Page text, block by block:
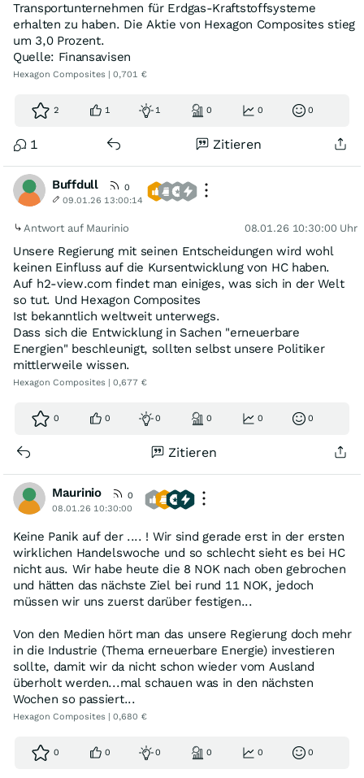
Transportunternehmen für Erdgas-Kraftstoffsysteme
erhalten zu haben. Die Aktie von Hexagon Composites stieg
um 3,0 Prozent.
Quelle: Finansavisen
Hexagon Composites | 0,701 €
2 1 1 0 0 0
1 Zitieren
Buffdull
0
09.01.26 13:00:14
Antwort auf Maurinio 08.01.26 10:30:00 Uhr
Unsere Regierung mit seinen Entscheidungen wird wohl
keinen Einfluss auf die Kursentwicklung von HC haben.
Auf h2-view.com findet man einiges, was sich in der Welt
so tut. Und Hexagon Composites
Ist bekanntlich weltweit unterwegs.
Dass sich die Entwicklung in Sachen "erneuerbare
Energien" beschleunigt, sollten selbst unsere Politiker
mittlerweile wissen.
Hexagon Composites | 0,677 €
0 0 0 0 0 0
Zitieren
Maurinio
0
08.01.26 10:30:00
Keine Panik auf der .... ! Wir sind gerade erst in der ersten
wirklichen Handelswoche und so schlecht sieht es bei HC
nicht aus. Wir habe heute die 8 NOK nach oben gebrochen
und hätten das nächste Ziel bei rund 11 NOK, jedoch
müssen wir uns zuerst darüber festigen...
Von den Medien hört man das unsere Regierung doch mehr
in die Industrie (Thema erneuerbare Energie) investieren
sollte, damit wir da nicht schon wieder vom Ausland
überholt werden...mal schauen was in den nächsten
Wochen so passiert...
Hexagon Composites | 0,680 €
0 0 0 0 0 0